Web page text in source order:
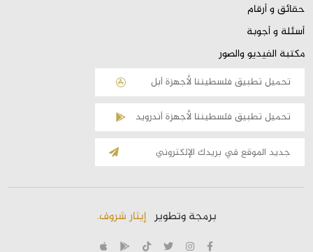
حقائق و أرقام
أسئلة و أجوبة
مكتبة الفيديو والصور
تحميل تطبيق فلسطيننا لأجهزة أبل
تحميل تطبيق فلسطيننا لأجهزة أندرويد
برمجة وتطويرإيثار شروف.